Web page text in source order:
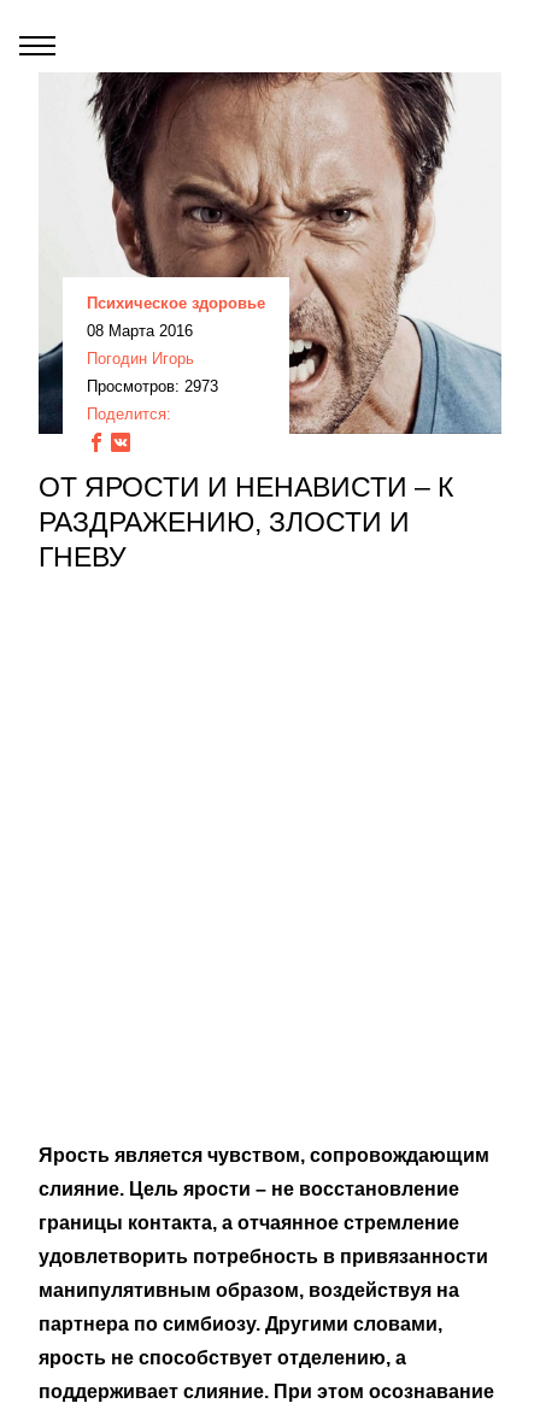
Психическое здоровье
08 Марта 2016
Погодин Игорь
Просмотров: 2973
Поделится:
ОТ ЯРОСТИ И НЕНАВИСТИ – К
РАЗДРАЖЕНИЮ, ЗЛОСТИ И
ГНЕВУ
Ярость является чувством, сопровождающим
слияние. Цель ярости – не восстановление
границы контакта, а отчаянное стремление
удовлетворить потребность в привязанности
манипулятивным образом, воздействуя на
партнера по симбиозу. Другими словами,
ярость не способствует отделению, а
поддерживает слияние. При этом осознавание